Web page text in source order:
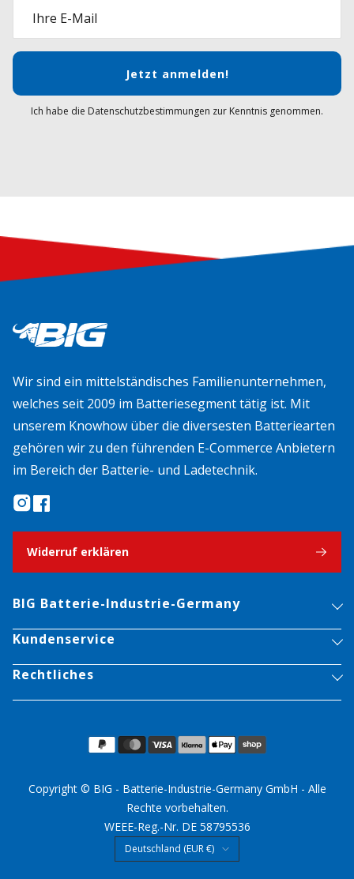
Ihre E-Mail
Jetzt anmelden!
Ich habe die Datenschutzbestimmungen zur Kenntnis genommen.
Wir sind ein mittelständisches Familienunternehmen,
welches seit 2009 im Batteriesegment tätig ist. Mit
unserem Knowhow über die diversesten Batteriearten
gehören wir zu den führenden E-Commerce Anbietern
im Bereich der Batterie- und Ladetechnik.
Widerruf erklären
BIG Batterie-Industrie-Germany
Kundenservice
Rechtliches
Land/Region
Deutschland (EUR €)
Copyright © BIG - Batterie-Industrie-Germany GmbH - Alle
Rechte vorbehalten.
WEEE-Reg.-Nr. DE 58795536